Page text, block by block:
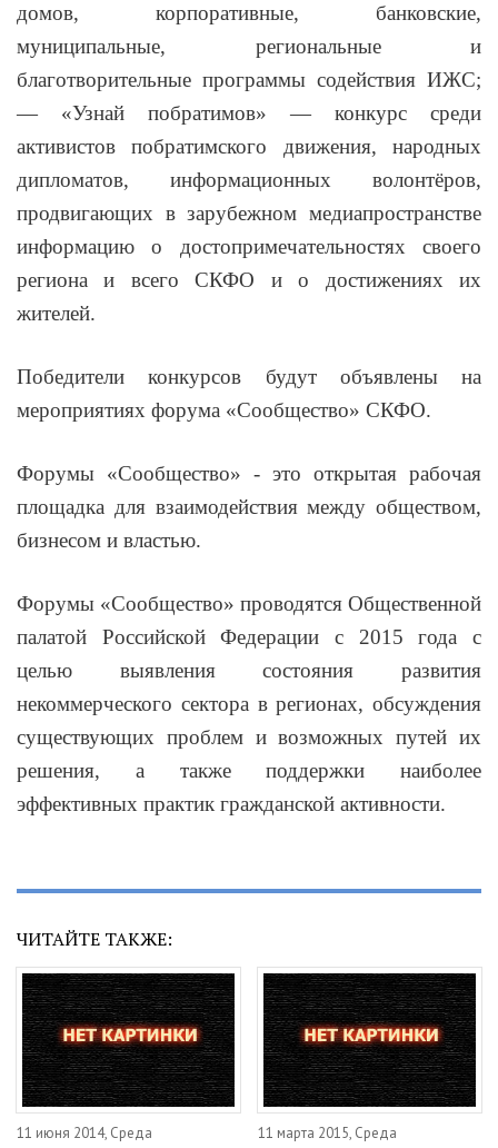
домов, корпоративные, банковские,
муниципальные, региональные и
благотворительные программы содействия ИЖС;
— «Узнай побратимов» — конкурс среди
активистов побратимского движения, народных
дипломатов, информационных волонтёров,
продвигающих в зарубежном медиапространстве
информацию о достопримечательностях своего
региона и всего СКФО и о достижениях их
жителей.
Победители конкурсов будут объявлены на
мероприятиях форума «Сообщество» СКФО.
Форумы «Сообщество» - это открытая рабочая
площадка для взаимодействия между обществом,
бизнесом и властью.
Форумы «Сообщество» проводятся Общественной
палатой Российской Федерации с 2015 года с
целью выявления состояния развития
некоммерческого сектора в регионах, обсуждения
существующих проблем и возможных путей их
решения, а также поддержки наиболее
эффективных практик гражданской активности.
ЧИТАЙТЕ ТАКЖЕ:
11 июня 2014, Среда 11 марта 2015, Среда